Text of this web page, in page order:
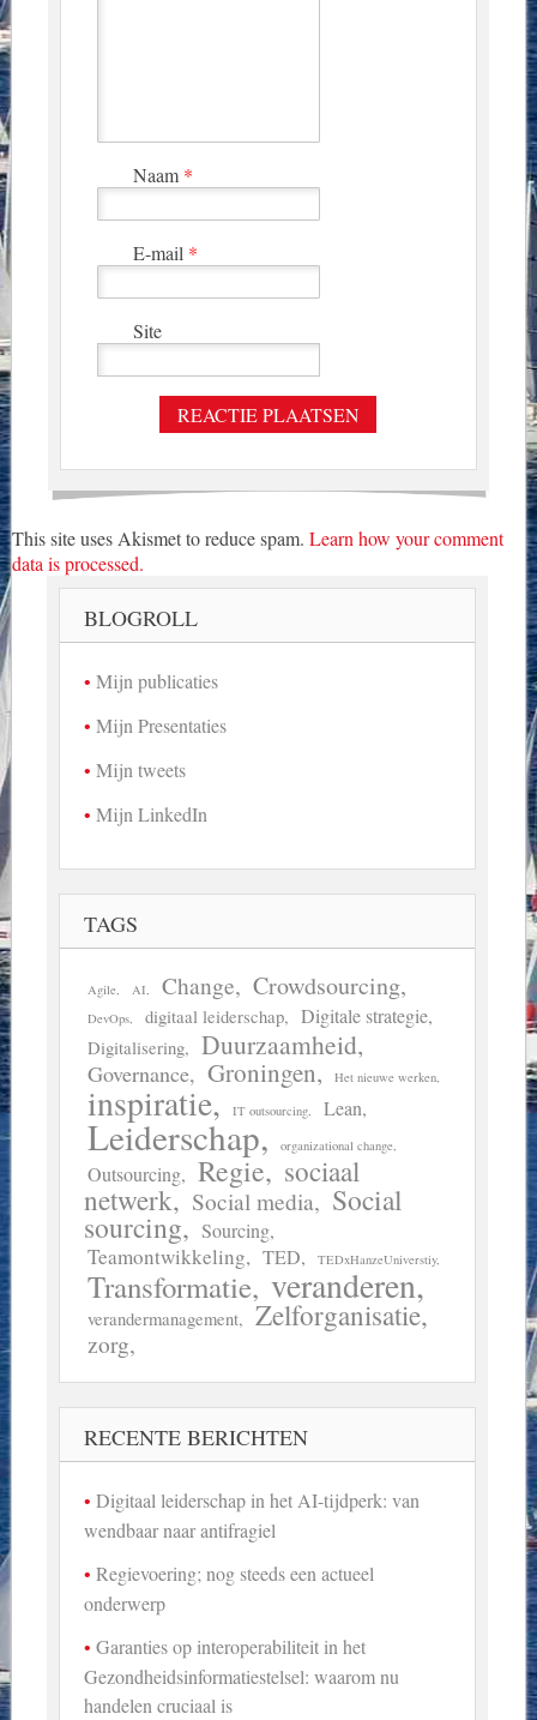
Naam *
E-mail *
Site
This site uses Akismet to reduce spam. Learn how your comment
data is processed.
BLOGROLL
Mijn publicaties
Mijn Presentaties
Mijn tweets
Mijn LinkedIn
TAGS
Agile AI Change Crowdsourcing
DevOps digitaal leiderschap Digitale strategie
Digitalisering Duurzaamheid
Governance Groningen Het nieuwe werken
inspiratie IT outsourcing Lean
Leiderschap organizational change
Outsourcing Regie sociaal
netwerk Social media Social
sourcing Sourcing
Teamontwikkeling TED TEDxHanzeUniverstiy
Transformatie veranderen
verandermanagement Zelforganisatie
zorg
RECENTE BERICHTEN
Digitaal leiderschap in het AI-tijdperk: van
wendbaar naar antifragiel
Regievoering; nog steeds een actueel
onderwerp
Garanties op interoperabiliteit in het
Gezondheidsinformatiestelsel: waarom nu
handelen cruciaal is